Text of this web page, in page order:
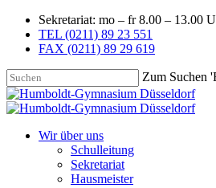
Sekretariat: mo – fr 8.00 – 13.00
TEL (0211) 89 23 551
FAX (0211) 89 29 619
Zum Suchen
Wir über uns
Schulleitung
Sekretariat
Hausmeister